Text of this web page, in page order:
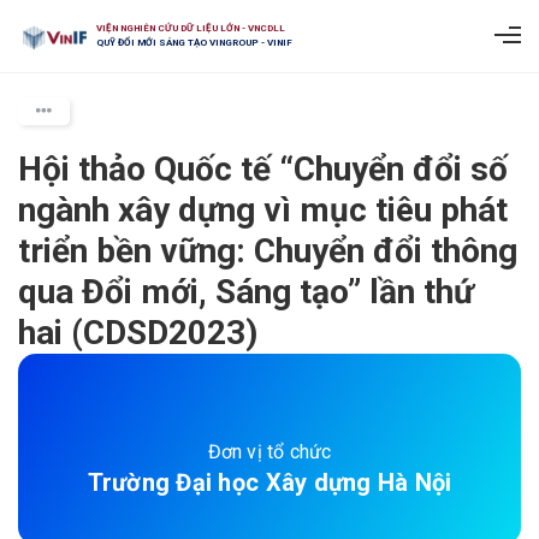
VIỆN NGHIÊN CỨU DỮ LIỆU LỚN - VNCDLL
QUỸ ĐỔI MỚI SÁNG TẠO VINGROUP - VINIF
Hội thảo Quốc tế “Chuyển đổi số
ngành xây dựng vì mục tiêu phát
triển bền vững: Chuyển đổi thông
qua Đổi mới, Sáng tạo” lần thứ
hai (CDSD2023)
Đơn vị tổ chức
Trường Đại học Xây dựng Hà Nội